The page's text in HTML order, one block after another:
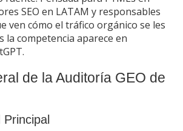
SEO en LATAM y responsables
ven cómo el tráfico orgánico se les
la competencia aparece en
de la Auditoría GEO de